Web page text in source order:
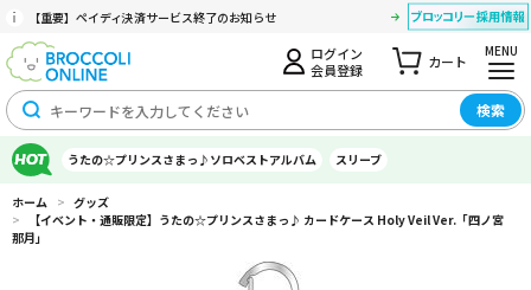
【重要】ペイディ決済サービス終了のお知らせ
ログイン
会員登録
カート
MENU
検索
うたの☆プリンスさまっ♪ソロベストアルバム スリーブ
ホーム > グッズ
>
【イベント・通販限定】うたの☆プリンスさまっ♪ カードケース Holy Veil Ver.「四ノ宮
那月」